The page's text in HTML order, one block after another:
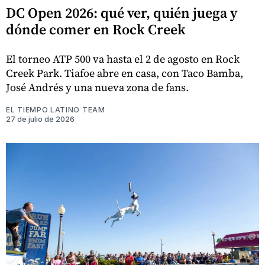
DC Open 2026: qué ver, quién juega y
dónde comer en Rock Creek
El torneo ATP 500 va hasta el 2 de agosto en Rock
Creek Park. Tiafoe abre en casa, con Taco Bamba,
José Andrés y una nueva zona de fans.
EL TIEMPO LATINO TEAM
27 de julio de 2026